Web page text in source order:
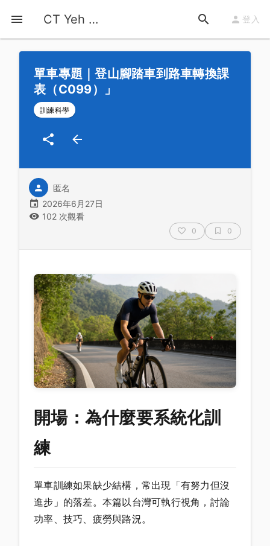
CT Yeh 公路車基地 登入
首頁 運動知識
單車專題｜登山腳踏車到路車轉換課
表（C099）」
訓練科學
匿名
2026年6月27日
102 次觀看
0 0
開場：為什麼要系統化訓
練
單車訓練如果缺少結構，常出現「有努力但沒
進步」的落差。本篇以台灣可執行視角，討論
功率、技巧、疲勞與路況。